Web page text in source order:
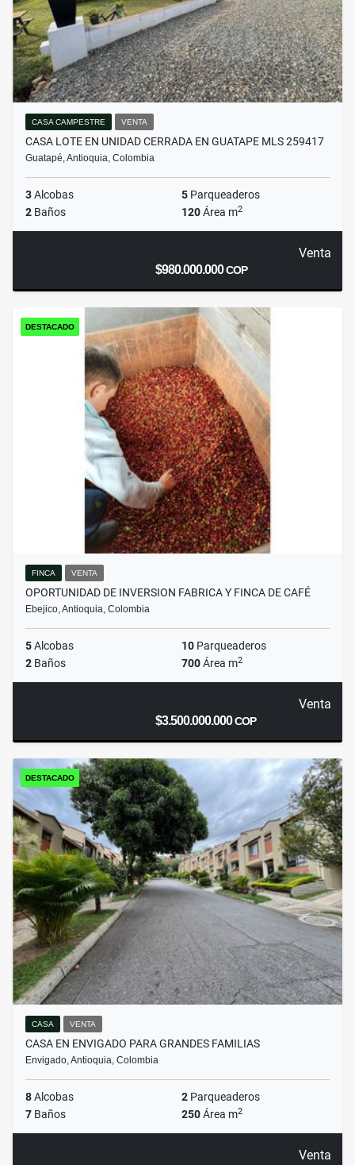
CASA CAMPESTRE VENTA
CASA LOTE EN UNIDAD CERRADA EN GUATAPE MLS 259417
Guatapé, Antioquia, Colombia
3Alcobas 5 Parqueaderos
2 Baños 120Área m2
Venta
$980.000.000COP
DESTACADO
FINCA VENTA
OPORTUNIDAD DE INVERSION FABRICA Y FINCA DE CAFÉ
Ebejico, Antioquia, Colombia
5Alcobas 10 Parqueaderos
2 Baños 700Área m2
Venta
$3.500.000.000COP
DESTACADO
CASA VENTA
CASA EN ENVIGADO PARA GRANDES FAMILIAS
Envigado, Antioquia, Colombia
8Alcobas 2 Parqueaderos
7 Baños 250Área m2
Venta